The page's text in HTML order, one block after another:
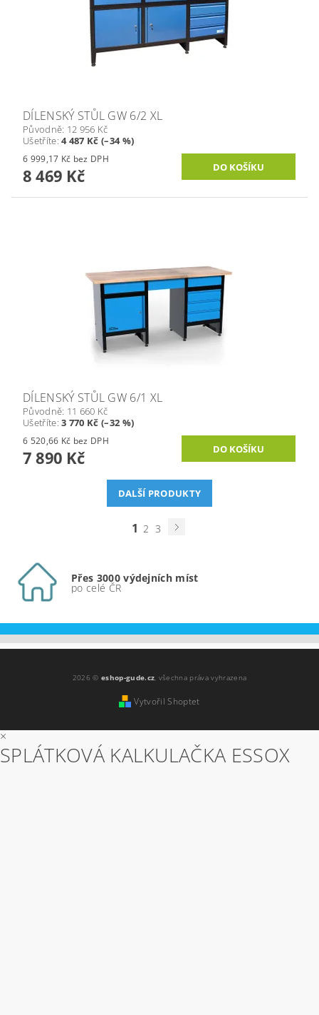
DÍLENSKÝ STŮL GW 6/2 XL
Původně: 12 956 Kč
Ušetříte:4 487 Kč (–34 %)
6 999,17 Kč bez DPH
8 469 Kč
DÍLENSKÝ STŮL GW 6/1 XL
Původně: 11 660 Kč
Ušetříte:3 770 Kč (–32 %)
6 520,66 Kč bez DPH
7 890 Kč
DALŠÍ PRODUKTY
1 2 3
Přes 3000 výdejních míst
po celé ČR
2026 ©eshop-gude.cz, všechna práva vyhrazena
Vytvořil Shoptet
×
SPLÁTKOVÁ KALKULAČKA ESSOX